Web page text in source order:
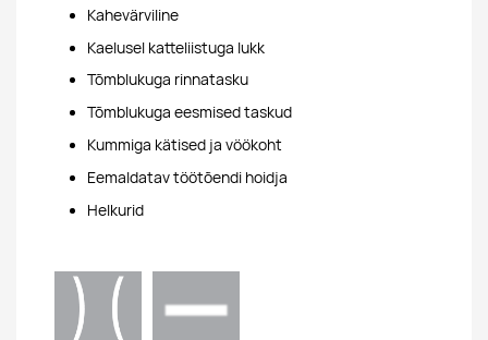
Kahevärviline
Kaelusel katteliistuga lukk
Tõmblukuga rinnatasku
Tõmblukuga eesmised taskud
Kummiga kätised ja vöökoht
Eemaldatav töötõendi hoidja
Helkurid